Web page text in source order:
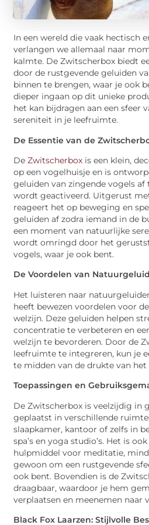
In een wereld die vaak hectisch
verlangen we allemaal naar
kalmte. De Zwitscherbox biedt
door de rustgevende geluiden
binnen te brengen, waar je ook
dieper ingaan op dit unieke
het kan bijdragen aan een sfeer
sereniteit in je leefruimte.
De Essentie van de
DeZwitscherbox is een klein,
op een vogelhuisje en is
geluiden van zingende vogels af
wordt geactiveerd. Uitgerust
reageert het op beweging en
geluiden af zodra iemand in de
een moment van natuurlijke
wordt omringd door het
vogels, waar je ook bent.
De Voordelen van
Het luisteren naar
heeft bewezen voordelen voor
welzijn. Deze geluiden helpen
concentratie te verbeteren en
welzijn te bevorderen. Door de
leefruimte te integreren, kun je
te midden van de drukte van het
Toepassingen en
De Zwitscherbox is veelzijdig in
geplaatst in verschillende
slaapkamer, kantoor of zelfs in
spa’s en yoga studio’s. Het is
hulpmiddel voor meditatie,
gewoon om een rustgevende
ook bent. Bovendien is de
draagbaar, waardoor je hem
verplaatsen en meenemen naar
Black Fox Laarzen: Stijlvolle